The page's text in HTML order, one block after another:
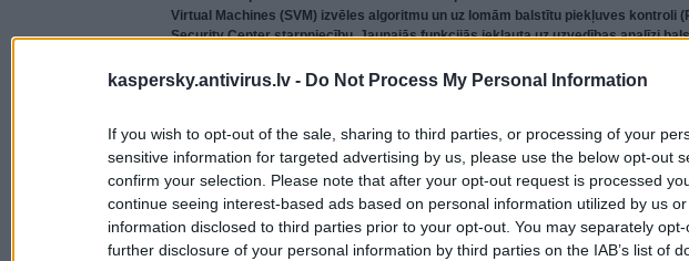
kaspersky.antivirus.lv - Do Not Process My Personal Information
If you wish to opt-out of the sale, sharing to third parties, or processing of your
sensitive information for targeted advertising by us, please use the below opt-out
confirm your selection. Please note that after your opt-out request is processed
continue seeing interest-based ads based on personal information utilized by us
information disclosed to third parties prior to your opt-out. You may separately
further disclosure of your personal information by third parties on the IAB’s list of
Virtual Machines (SVM) izvēles algoritmu un uz lomām balstītu piekļuves kontroli
Security Center starpniecību. Jaunajās funkcijās iekļauta uz uzvedības analīzi
Augošās tīklojuma struktūras un to sarežģītība lielākās organizācijās rada grūtības
fronte arvien paplašinās, tādēļ drošības komandām jābūt pārliecinātām, ka visi tās
aizsargāti — pat, ja to kopējais skaits sniedzas tūkstošos. Atjauninātā Kaspersky
lielos uzņēmumos un dod iespēju klientiem nodrošināt aizsardzību līdz pat 100 000
veiktspēju un nezaudējot virtualizēto infrastruktūru pārskatāmību un vadību.